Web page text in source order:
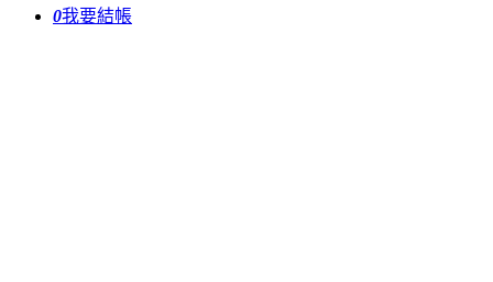
0我要結帳